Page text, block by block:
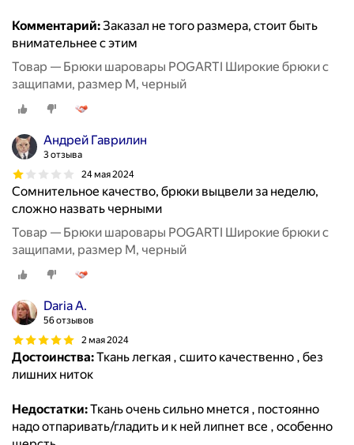
Комментарий:Заказал не того размера, стоит быть
внимательнее с этим
Товар — Брюки шаровары POGARTI Широкие брюки с
защипами, размер M, черный
Андрей Гаврилин
3 отзыва
24 мая 2024
Сомнительное качество, брюки выцвели за неделю,
сложно назвать черными
Товар — Брюки шаровары POGARTI Широкие брюки с
защипами, размер M, черный
Daria A.
56 отзывов
2 мая 2024
Достоинства:Ткань легкая , сшито качественно , без
лишних ниток
Недостатки:Ткань очень сильно мнется , постоянно
надо отпаривать/гладить и к ней липнет все , особенно